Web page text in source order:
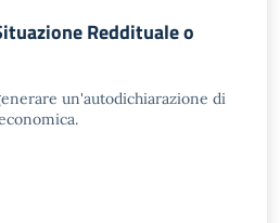
Reddituale o
un'autodichiarazione di